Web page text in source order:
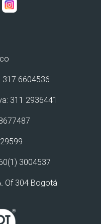
317 6604536
311 2936441
3004537
Of 304 Bogotá